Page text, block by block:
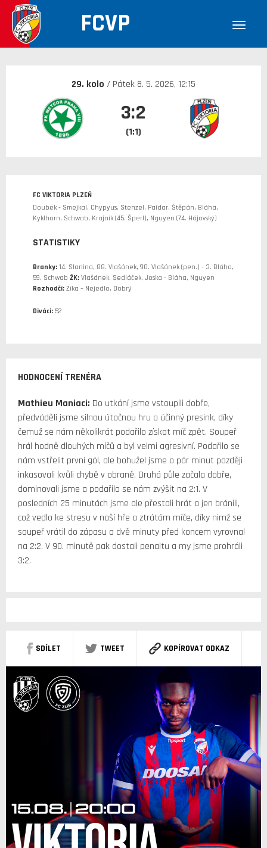
FCVP
30. 12. 1899
29. kolo / Pátek 8. 5. 2026, 12:15
3:2
(1:1)
FC VIKTORIA PLZEŇ
Doubek - Smejkal, Chypyus, Stenzel, Paidar, Štěpán, Bláha,
Kyklhorn, Schwab, Krajník (45. Šperl), Nguyen (74. Hájovský)
STATISTIKY
Branky: 14. Slanina, 88. Vlašánek, 90. Vlašánek (pen.) - 3. Bláha,
59. Schwab ŽK: Vlašánek, Sedláček, Joska - Bláha, Nguyen
Rozhodčí: Zíka – Nejedlo, Dobrý
Diváci: 52
HODNOCENÍ TRENÉRA
Mathieu Maniaci: Do utkání jsme vstoupili dobře,
předváděli jsme silnou útočnou hru a účinný presink, díky
čemuž se nám několikrát podařilo získat míč zpět. Soupeř
hrál hodně dlouhých míčů a byl velmi agresivní. Podařilo se
nám vstřelit první gól, ale bohužel jsme o pár minut později
inkasovali kvůli chybě v obraně. Druhá půle začala dobře,
dominovali jsme a podařilo se nám zvýšit na 2:1. V
posledních 25 minutách jsme ale přestali hrát a jen bránili,
což vedlo ke stresu v naší hře a ztrátám míče, díky nimž se
soupeř vrátil do zápasu a dvě minuty před koncem vyrovnal
na 2:2. V 90. minutě pak dostali penaltu a my jsme prohráli
3:2.
SDÍLET TWEET KOPÍROVAT ODKAZ